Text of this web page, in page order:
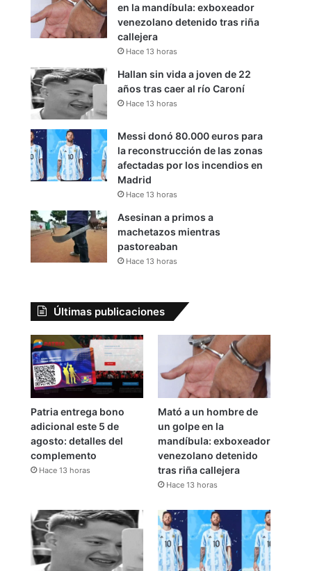
en la mandíbula: exboxeador
venezolano detenido tras riña
callejera
Hace 13 horas
Hallan sin vida a joven de 22
años tras caer al río Caroní
Hace 13 horas
Messi donó 80.000 euros para
la reconstrucción de las zonas
afectadas por los incendios en
Madrid
Hace 13 horas
Asesinan a primos a
machetazos mientras
pastoreaban
Hace 13 horas
Últimas publicaciones
Patria entrega bono
adicional este 5 de
agosto: detalles del
complemento
Hace 13 horas
Mató a un hombre de
un golpe en la
mandíbula: exboxeador
venezolano detenido
tras riña callejera
Hace 13 horas